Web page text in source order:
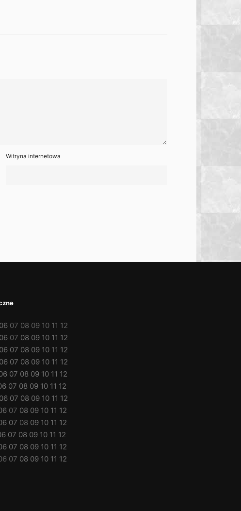
Witryna internetowa
06 07 08 09 10 11 12
06 07 08 09 10 11 12
06 07 08 09 10 11 12
06 07 08 09 10 11 12
07 08 09 10 11 12
07 08 09 10 11 12
06 07 08 09 10 11 12
07 08 09 10 11 12
07 08 09 10 11 12
07 08 09 10 11 12
07 08 09 10 11 12
07 08 09 10 11 12